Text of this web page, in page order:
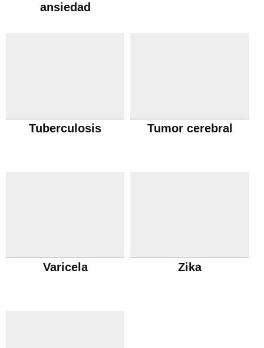
ansiedad
Tuberculosis Tumor cerebral
Varicela Zika